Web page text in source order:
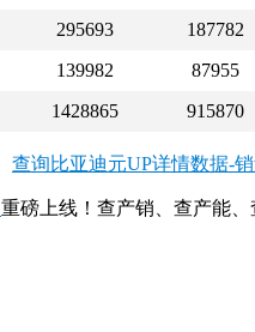
295693 187782
139982 87955
1428865 915870
查询比亚迪元UP详情数据-
重磅上线！查产销、查产能、